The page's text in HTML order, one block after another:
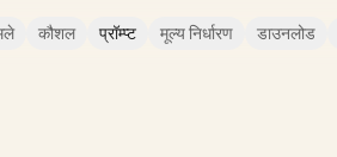
कौशल प्रॉम्प्ट मूल्य निर्धारण डाउनलोड